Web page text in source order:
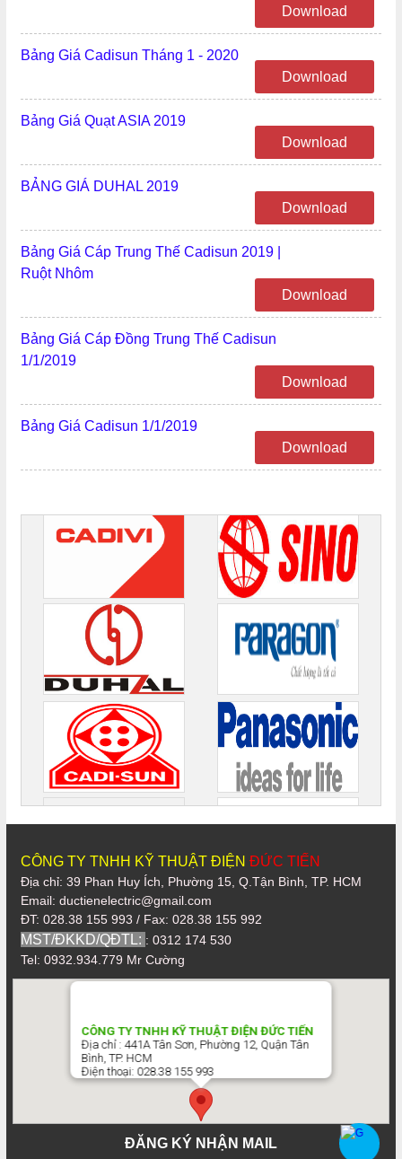
Download
Bảng Giá Cadisun Tháng 1 - 2020
Download
Bảng Giá Quạt ASIA 2019
Download
BẢNG GIÁ DUHAL 2019
Download
Bảng Giá Cáp Trung Thế Cadisun 2019 |
Ruột Nhôm
Download
Bảng Giá Cáp Đồng Trung Thế Cadisun
1/1/2019
Download
Bảng Giá Cadisun 1/1/2019
Download
CÔNG TY TNHH KỸ THUẬT ĐIỆN ĐỨC TIẾN
Địa chỉ: 39 Phan Huy Ích, Phường 15, Q.Tận Bình, TP. HCM
Email: ductienelectric@gmail.com
ĐT: 028.38 155 993 / Fax: 028.38 155 992
MST/ĐKKD/QĐTL: : 0312 174 530
Tel: 0932.934.779 Mr Cường
CÔNG TY TNHH KỸ THUẬT ĐIỆN ĐỨC TIẾN
Địa chỉ : 441A Tân Sơn, Phường 12, Quận Tân
Bình, TP. HCM
Điện thoại: 028.38 155 993
ĐĂNG KÝ NHẬN MAIL